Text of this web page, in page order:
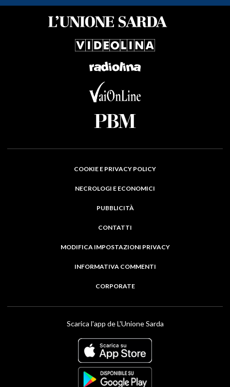
COOKIE E PRIVACY POLICY
NECROLOGI E ECONOMICI
PUBBLICITÀ
CONTATTI
MODIFICA IMPOSTAZIONI PRIVACY
INFORMATIVA COMMENTI
CORPORATE
Scarica l'app de L'Unione Sarda